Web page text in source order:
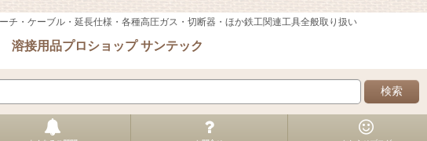
チ・ケーブル・延長仕様・各種高圧ガス・切断器・ほか鉄工関連工具全般取り扱い
溶接用品プロショップ サンテック
検索